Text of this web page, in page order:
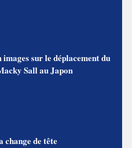
sur le déplacement du
Sall au Japon
change de tête